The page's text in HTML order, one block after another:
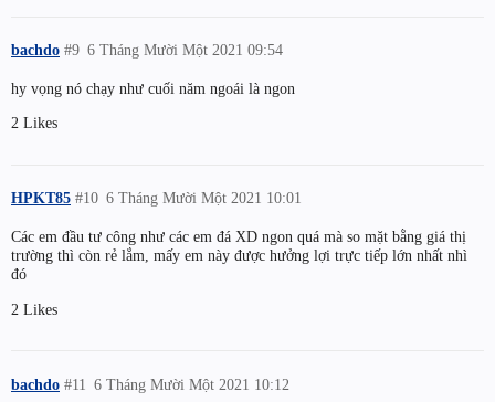
bachdo 6 Tháng Mười Một 2021 09:54
#9
hy vọng nó chạy như cuối năm ngoái là ngon
2 Likes
HPKT85 6 Tháng Mười Một 2021 10:01
#10
Các em đầu tư công như các em đá XD ngon quá mà so mặt bằng giá thị
trường thì còn rẻ lắm, mấy em này được hưởng lợi trực tiếp lớn nhất nhì
đó
2 Likes
bachdo 6 Tháng Mười Một 2021 10:12
#11